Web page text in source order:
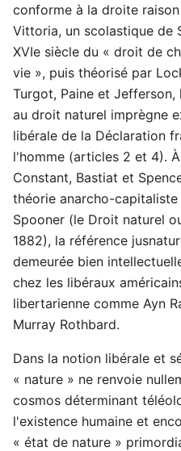
conforme à la droite
Vittoria, un scolastique de
XVIe siècle du « droit de
vie », puis théorisé par
Turgot, Paine et
au droit naturel imprègne
libérale de la Déclaration
l'homme (articles 2 et 4).
Constant, Bastiat et
théorie anarcho-
Spooner (le Droit naturel
1882), la référence
demeurée bien
chez les libéraux
libertarienne comme Ayn
Murray Rothbard.
Dans la notion libérale et
« nature » ne renvoie
cosmos déterminant
l'existence humaine et
« état de nature »